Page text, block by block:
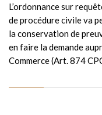
L’ordonnance sur
de procédure civile va
la conservation de
en faire la demande
Commerce (Art. 874